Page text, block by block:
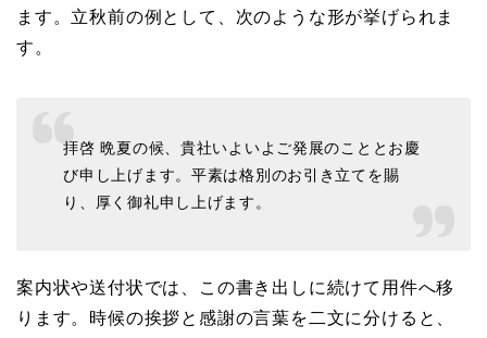
ます。立秋前の例として、次のような形が挙げられま
す。
拝啓 晩夏の候、貴社いよいよご発展のこととお慶
び申し上げます。平素は格別のお引き立てを賜
り、厚く御礼申し上げます。
案内状や送付状では、この書き出しに続けて用件へ移
ります。時候の挨拶と感謝の言葉を二文に分けると、